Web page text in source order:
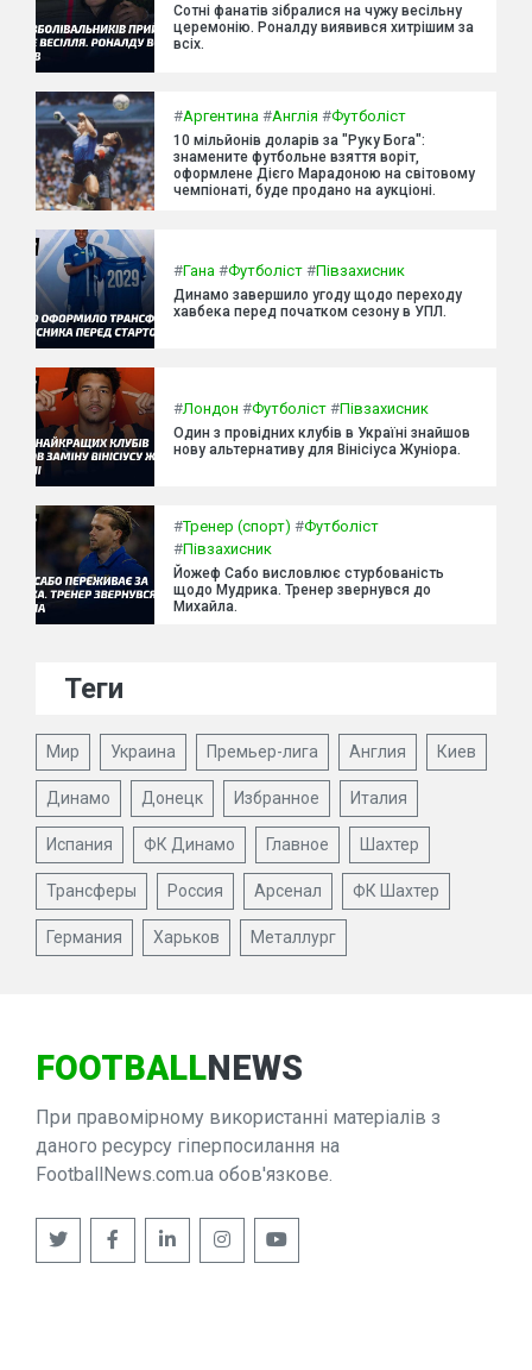
Сотні фанатів зібралися на чужу весільну
церемонію. Роналду виявився хитрішим за
всіх.
#Аргентина #Англія #Футболіст
10 мільйонів доларів за "Руку Бога":
знамените футбольне взяття воріт,
оформлене Дієго Марадоною на світовому
чемпіонаті, буде продано на аукціоні.
#Гана #Футболіст #Півзахисник
Динамо завершило угоду щодо переходу
хавбека перед початком сезону в УПЛ.
#Лондон #Футболіст #Півзахисник
Один з провідних клубів в Україні знайшов
нову альтернативу для Вінісіуса Жуніора.
#Тренер (спорт) #Футболіст
#Півзахисник
Йожеф Сабо висловлює стурбованість
щодо Мудрика. Тренер звернувся до
Михайла.
Теги
Мир Украина Премьер-лига Англия Киев
Динамо Донецк Избранное Италия
Испания ФК Динамо Главное Шахтер
Трансферы Россия Арсенал ФК Шахтер
Германия Харьков Металлург
FOOTBALLNEWS
При правомірному використанні матеріалів з
даного ресурсу гіперпосилання на
FootballNews.com.ua обов'язкове.